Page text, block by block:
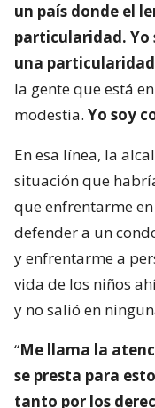
un país donde el
particularidad.
una particularidad
la gente que está
modestia. Yo soy
En esa línea, la
situación que
que enfrentarme
defender a un
y enfrentarme a
vida de los niños
y no salió en
“Me llama la
se presta para
tanto por los